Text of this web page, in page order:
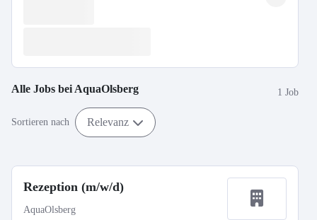
Alle Jobs bei AquaOlsberg 1 Job
Sortieren nach Relevanz
Rezeption (m/w/d)
AquaOlsberg